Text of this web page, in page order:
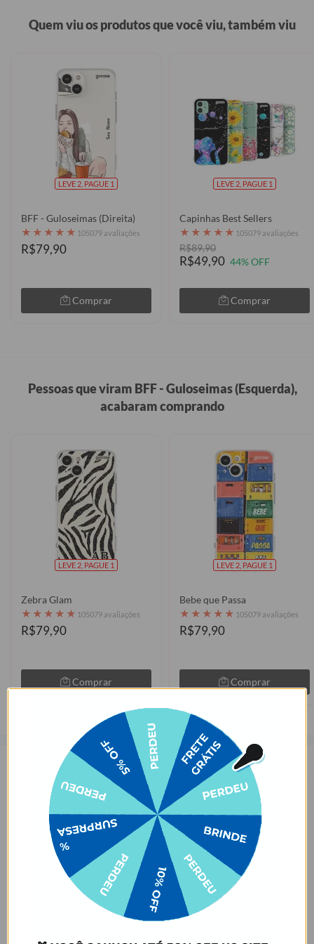
Quem viu os produtos que você viu, também viu
LEVE 2, PAGUE 1
BFF - Guloseimas (Direita)
★ ★ ★ ★ ★ 105079 avaliações
R$79,90
Comprar
LEVE 2, PAGUE 1
Capinhas Best Sellers
★ ★ ★ ★ ★ 105079 avaliações
R$89,90
R$49,90 44% OFF
Comprar
Pessoas que viram BFF - Guloseimas (Esquerda),
acabaram comprando
LEVE 2, PAGUE 1
Zebra Glam
★ ★ ★ ★ ★ 105079 avaliações
R$79,90
Comprar
LEVE 2, PAGUE 1
Bebe que Passa
★ ★ ★ ★ ★ 105079 avaliações
R$79,90
Comprar
As capinhas para celular da Gocase deixam o seu smartphone a sua
cara. São mais de 1000 estampas exclusivas, produzidas com alta
qualidade de impressão, garantindo cores vivas e completa
aderência. Com material qualificado, protegem o seu smartphone
contra impactos, arranhões e sujeira ocasionados no cotidiano.
Sobre o amarelamento da capinha, nossa capinha tem como
matéria-prima principal o TPU transparente e maleável, que pode
amarelar com o tempo por meio de um processo natural de uso do
produto. Porém, o nível de amarelecimento depende